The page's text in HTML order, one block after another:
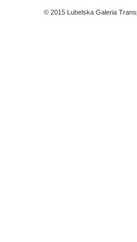
© 2015 Lubelska Galeria